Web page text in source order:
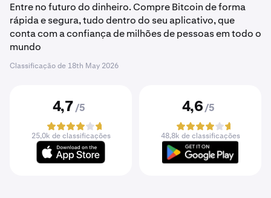
Entre no futuro do dinheiro. Compre Bitcoin de forma
rápida e segura, tudo dentro do seu aplicativo, que
conta com a confiança de milhões de pessoas em todo o
mundo
Classificação de 18th May 2026
4,7 /5
25,0k de classificações
4,6 /5
48,8k de classificações